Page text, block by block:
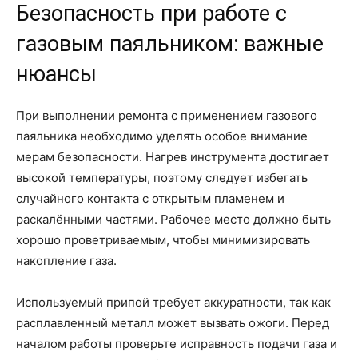
Безопасность при работе с
газовым паяльником: важные
нюансы
При выполнении ремонта с применением газового
паяльника необходимо уделять особое внимание
мерам безопасности. Нагрев инструмента достигает
высокой температуры, поэтому следует избегать
случайного контакта с открытым пламенем и
раскалёнными частями. Рабочее место должно быть
хорошо проветриваемым, чтобы минимизировать
накопление газа.
Используемый припой требует аккуратности, так как
расплавленный металл может вызвать ожоги. Перед
началом работы проверьте исправность подачи газа и